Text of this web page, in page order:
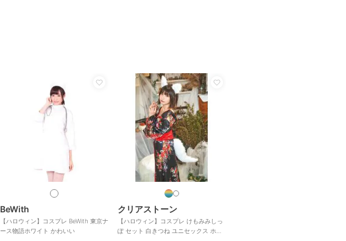
BeWith
【ハロウィン】コスプレ BeWith 東京ナ
ース物語ホワイト かわいい
クリアストーン
【ハロウィン】コスプレ けもみみしっ
ぽ セット 白きつね ユニセックス ホワ